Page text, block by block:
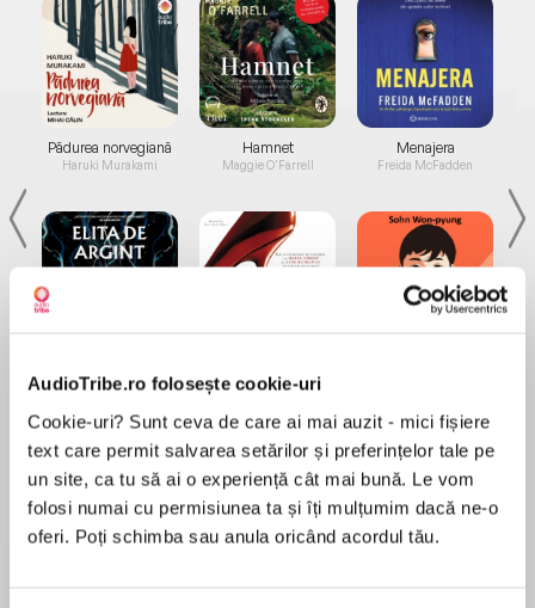
AudioTribe.ro folosește cookie-uri
Cookie-uri? Sunt ceva de care ai mai auzit - mici fișiere
text care permit salvarea setărilor și preferințelor tale pe
un site, ca tu să ai o experiență cât mai bună. Le vom
folosi numai cu permisiunea ta și îți mulțumim dacă ne-o
oferi. Poți schimba sau anula oricând acordul tău.
Pădurea norvegiană
Haruki Murakami
de...
Dani Francis
Hamnet
Maggie O'Farrell
la...
Lauren Weisberger
Menajera
Freida McFadden
Desprecarte